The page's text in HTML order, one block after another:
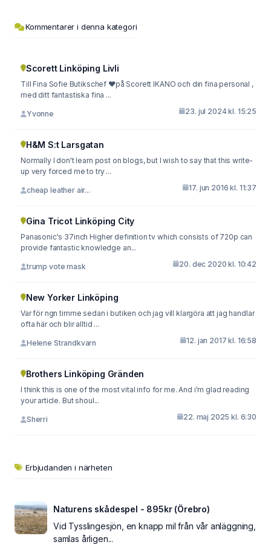
Kommentarer i denna kategori
Scorett Linköping Livli
Till Fina Sofie Butikschef ❤️på Scorett IKANO och din fina personal ,
med ditt fantastiska fina ...
Yvonne 23. jul 2024 kl. 15:25
H&M S:t Larsgatan
Normally I don't learn post on blogs, but I wish to say that this write-
up very forced me to try ...
cheap leather air... 17. jun 2016 kl. 11:37
Gina Tricot Linköping City
Panasonic's 37inch Higher definition tv which consists of 720p can
provide fantastic knowledge an...
trump vote mask 20. dec 2020 kl. 10:42
New Yorker Linköping
Var för ngn timme sedan i butiken och jag vill klargöra att jag handlar
ofta här och blir alltid ...
Helene Strandkvarn 12. jan 2017 kl. 16:58
Brothers Linköping Gränden
I think this is one of the most vital info for me. And i'm glad reading
your article. But shoul...
Sherri 22. maj 2025 kl. 6:30
Erbjudanden i närheten
Naturens skådespel - 895kr (Örebro)
Vid Tysslingesjön, en knapp mil från vår anläggning,
samlas årligen...